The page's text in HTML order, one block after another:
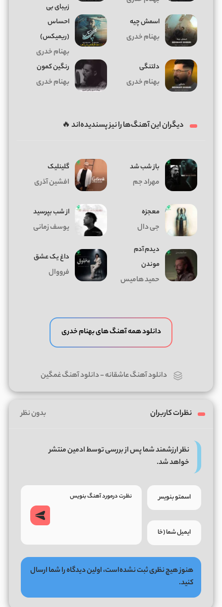
اسمش چیه
بهنام خدری
زیبای بی
احساس
(ریمیکس)
بهنام خدری
دلتنگی
بهنام خدری
رنگین کمون
بهنام خدری
دیگران این آهنگ‌ها را نیز پسندیده‌اند 🔥
باز شب شد
مهراد جم
گلینلیک
افشین آذری
معجزه
جی دال
از شب بپرسید
یوسف زمانی
دیدم آدم
موندن
حمید هامیس
داغ يک عشق
فرووال
دانلود همه آهنگ های بهنام خدری
دانلود آهنگ عاشقانه-دانلود آهنگ غمگین
نظرات کاربران بدون نظر
نظر ارزشمند شما پس از بررسی توسط ادمین منتشر
خواهد شد.
هنوز هیچ نظری ثبت نشده‌است، اولین دیدگاه را شما ارسال
کنید.